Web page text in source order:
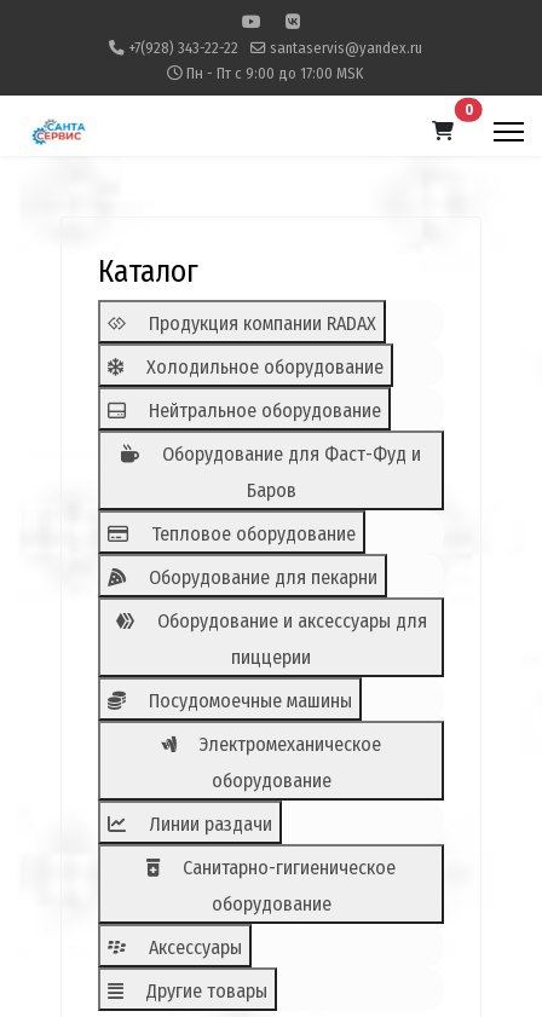
+7(928) 343-22-22
santaservis@yandex.ru
Пн - Пт с 9:00 до 17:00 MSK
0В корзину
Каталог
Продукция компании RADAX
Холодильное оборудование
Нейтральное оборудование
Оборудование для Фаст-Фуд и
Баров
Тепловое оборудование
Оборудование для пекарни
Оборудование и аксессуары для
пиццерии
Посудомоечные машины
Электромеханическое
оборудование
Линии раздачи
Санитарно-гигиеническое
оборудование
Аксессуары
Другие товары